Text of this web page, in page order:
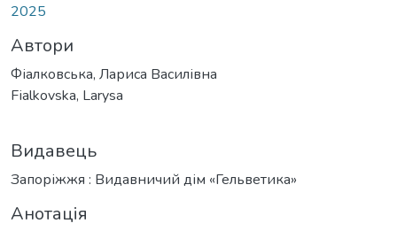
2025
Автори
Фіалковська, Лариса Василівна
Fіalkovska, Larysa
Видавець
Запоріжжя : Видавничий дім «Гельветика»
Анотація